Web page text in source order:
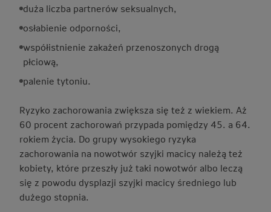
duża liczba partnerów seksualnych,
osłabienie odporności,
współistnienie zakażeń przenoszonych drogą
płciową,
palenie tytoniu.
Ryzyko zachorowania zwiększa się też z wiekiem. Aż
60 procent zachorowań przypada pomiędzy 45. a 64.
rokiem życia. Do grupy wysokiego ryzyka
zachorowania na nowotwór szyjki macicy należą też
kobiety, które przeszły już taki nowotwór albo leczą
się z powodu dysplazji szyjki macicy średniego lub
dużego stopnia.